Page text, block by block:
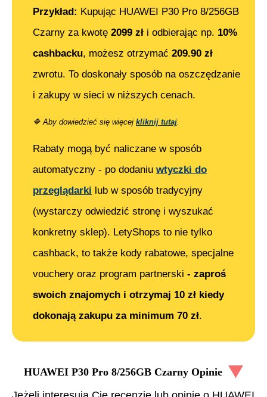
Przykład: Kupując HUAWEI P30 Pro 8/256GB
Czarny za kwotę 2099 zł i odbierając np. 10%
cashbacku, możesz otrzymać 209.90 zł
zwrotu. To doskonały sposób na oszczędzanie
i zakupy w sieci w niższych cenach.
🔷 Aby dowiedzieć się więcej kliknij tutaj.
Rabaty mogą być naliczane w sposób
automatyczny - po dodaniu wtyczki do
przeglądarki lub w sposób tradycyjny
(wystarczy odwiedzić stronę i wyszukać
konkretny sklep). LetyShops to nie tylko
cashback, to także kody rabatowe, specjalne
vouchery oraz program partnerski - zaproś
swoich znajomych i otrzymaj 10 zł kiedy
dokonają zakupu za minimum 70 zł.
HUAWEI P30 Pro 8/256GB Czarny Opinie